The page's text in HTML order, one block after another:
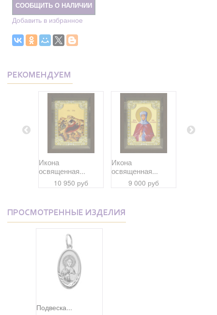
СООБЩИТЬ О НАЛИЧИИ
Добавить в избранное
РЕКОМЕНДУЕМ
Икона
освященная...
10 950 руб
Икона
освященная...
9 000 руб
ПРОСМОТРЕННЫЕ ИЗДЕЛИЯ
Подвеска...